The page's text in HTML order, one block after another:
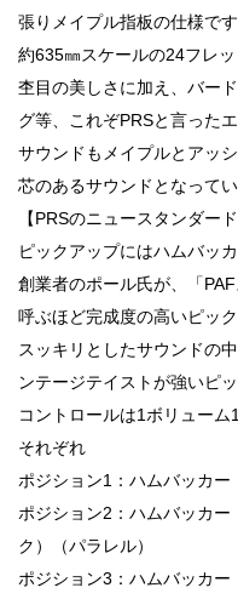
張りメイプル指板の仕様です
約635㎜スケールの24フレ
杢目の美しさに加え、バー
グ等、これぞPRSと言った
サウンドもメイプルとアッ
芯のあるサウンドとなってい
【PRSのニュースタンダード
ピックアップにはハムバッ
創業者のポール氏が、「
呼ぶほど完成度の高いピック
スッキリとしたサウンドの
ンテージテイストが強いピッ
コントロールは1ボリュー
それぞれ
ポジション1：ハムバッカー
ポジション2：ハムバッカ
ク）（パラレル）
ポジション3：ハムバッカ